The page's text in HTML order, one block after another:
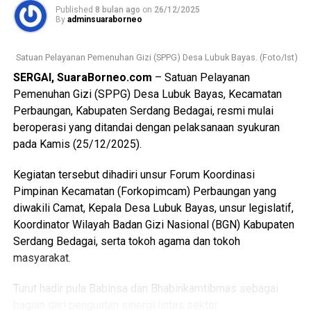
Bagikan ke
Messenger 0 Twitter/X 0
“Pada bulan ini, kami sudah melayani tiga pasien UHC,”
imbuhnya.
dengan imbauan Pemerintah Kabupaten Serdang Bedagai
agar seluruh rumah sakit yang bekerja sama dengan BPJS
Kesehatan dapat memberikan pelayanan kesehatan secara
maksimal dan tanpa diskriminasi kepada seluruh lapisan
masyarakat.
kepastian layanan kesehatan bagi warga Sergai, sekaligus
memperkuat peran RSU Melati Perbaungan sebagai
fasilitas kesehatan rujukan yang profesional, humanis, dan
berorientasi pada pelayanan publik. (Ynr)
Views: 136
Bagikan ke
Published 8 bulan ago on 26/12/2025
By adminsuaraborneo
Satuan Pelayanan Pemenuhan Gizi (SPPG) Desa Lubuk Bayas. (Foto/Ist)
SERGAI, SuaraBorneo.com – Satuan Pelayanan
Pemenuhan Gizi (SPPG) Desa Lubuk Bayas, Kecamatan
Perbaungan, Kabupaten Serdang Bedagai, resmi mulai
beroperasi yang ditandai dengan pelaksanaan syukuran
pada Kamis (25/12/2025).
Kegiatan tersebut dihadiri unsur Forum Koordinasi
Pimpinan Kecamatan (Forkopimcam) Perbaungan yang
diwakili Camat, Kepala Desa Lubuk Bayas, unsur legislatif,
Koordinator Wilayah Badan Gizi Nasional (BGN) Kabupaten
Serdang Bedagai, serta tokoh agama dan tokoh
masyarakat.
Turut hadir pula Babinsa dan Bhabinkamtibmas sebagai